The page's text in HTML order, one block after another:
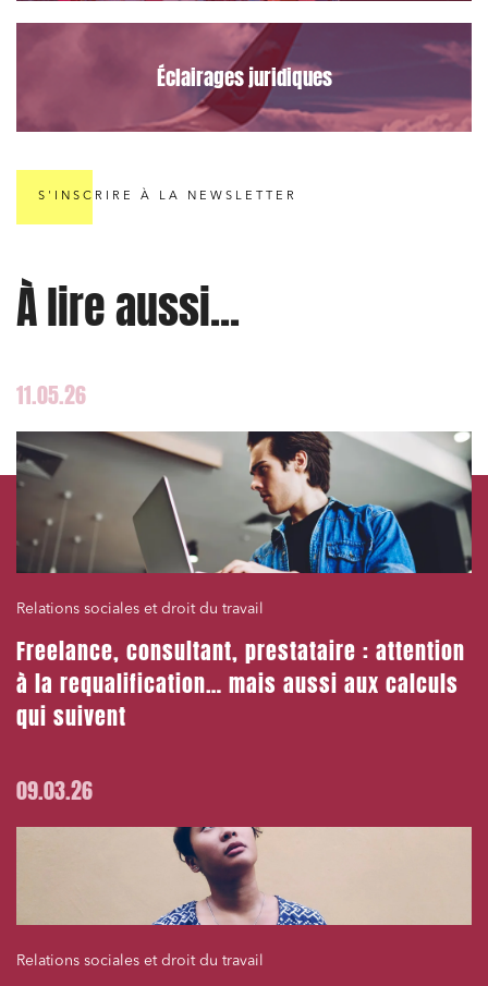
Éclairages juridiques
S'INSCRIRE À LA NEWSLETTER
À lire aussi...
11.05.26
Relations sociales et droit du travail
Freelance, consultant, prestataire : attention
à la requalification… mais aussi aux calculs
qui suivent
09.03.26
Relations sociales et droit du travail
Droit du numérique, données et conformité
Relations sociales et droit du travail
Services publics et collectivités
Projets immobiliers
Banque finance et assurance
J'ai lu et j'accepte la politique de confidentialité